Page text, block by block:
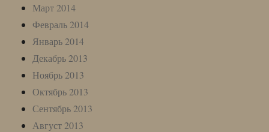
Март 2014
Февраль 2014
Январь 2014
Декабрь 2013
Ноябрь 2013
Октябрь 2013
Сентябрь 2013
Август 2013